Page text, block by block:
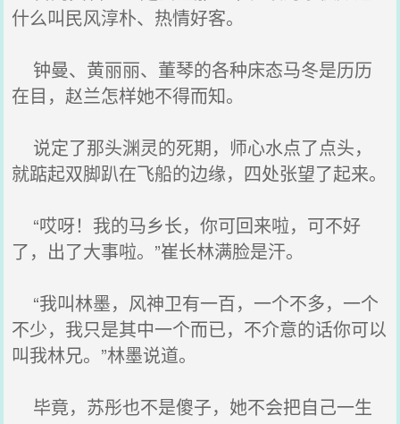
什么叫民风淳朴、热情好客。
钟曼、黄丽丽、董琴的各种床态马冬是历历
在目，赵兰怎样她不得而知。
说定了那头渊灵的死期，师心水点了点头，
就踮起双脚趴在飞船的边缘，四处张望了起来。
“哎呀！我的马乡长，你可回来啦，可不好
了，出了大事啦。”崔长林满脸是汗。
“我叫林墨，风神卫有一百，一个不多，一个
不少，我只是其中一个而已，不介意的话你可以
叫我林兄。”林墨说道。
毕竟，苏彤也不是傻子，她不会把自己一生